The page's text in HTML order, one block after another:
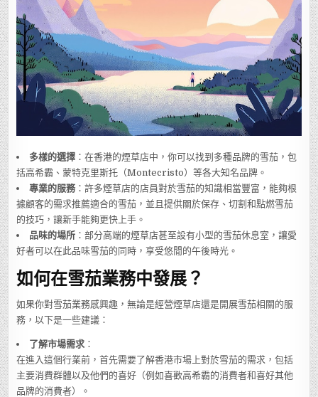
多樣的選擇 ：在香港的煙草店中，你可以找到多種品牌的雪茄，包
括高希霸、蒙特克里斯托（Montecristo）等各大知名品牌。
專業的服務 ：許多煙草店的店員對於雪茄的知識相當豐富，能夠根
據顧客的需求推薦適合的雪茄，並且提供關於保存、切割和點燃雪茄
的技巧，讓新手能夠更快上手。
品味的場所 ：部分高端的煙草店甚至設有小型的雪茄休息室，讓愛
好者可以在此品味雪茄的同時，享受悠閒的午後時光。
如何在雪茄業務中發展？
如果你對雪茄業務感興趣，無論是經營煙草店還是開展雪茄相關的服
務，以下是一些建議：
了解市場需求 ：
在進入這個行業前，首先需要了解香港市場上對於雪茄的需求，包括
主要消費群體以及他們的喜好（例如喜歡高希霸的消費者和喜好其他
品牌的消費者）。